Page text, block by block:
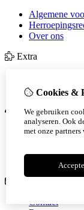
Algemene
Over ons
Extra
Aanbiedingen
Mijn account
Inloggen
Nieuwsbrief
Contact
Cookies &
We gebruiken
analyseren. Ook
met onze partners